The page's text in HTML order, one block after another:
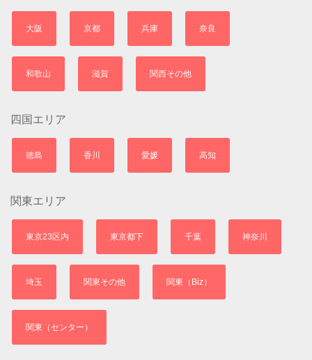
大阪 京都 兵庫 奈良
和歌山 滋賀 関西その他
四国エリア
徳島 香川 愛媛 高知
関東エリア
東京23区内 東京都下 千葉 神奈川
埼玉 関東その他 関東（Biz）
関東（センター）